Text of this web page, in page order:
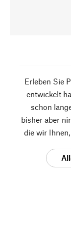
Erleben Sie
entwickelt
schon
bisher aber
die wir